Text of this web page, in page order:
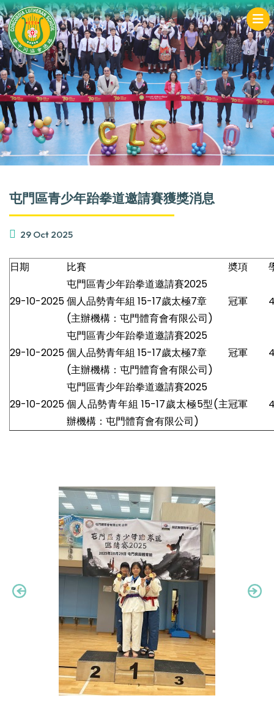
屯門區青少年跆拳道邀請賽獲獎消息
29 Oct 2025
日期 比賽 奬項
29-10-2025
屯門區青少年跆拳道邀請賽2025
個人品勢青年組 15-17歲太極7章
(主辦機構：屯門體育會有限公司)
冠軍
29-10-2025
屯門區青少年跆拳道邀請賽2025
個人品勢青年組 15-17歲太極7章
(主辦機構：屯門體育會有限公司)
冠軍
29-10-2025
屯門區青少年跆拳道邀請賽2025
個人品勢青年組 15-17歲太極5型(主
辦機構：屯門體育會有限公司)
冠軍